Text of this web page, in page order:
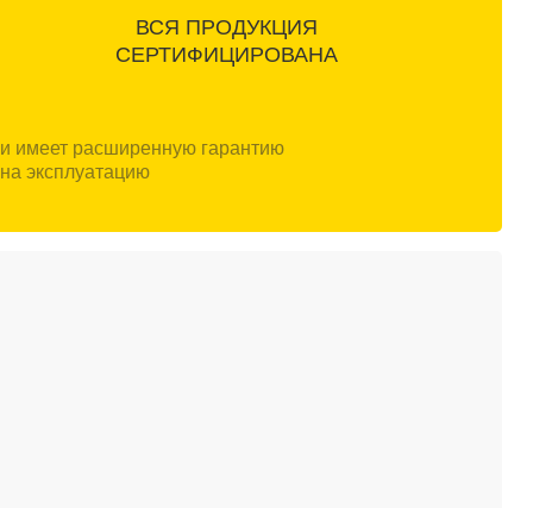
ВСЯ ПРОДУКЦИЯ
СЕРТИФИЦИРОВАНА
и имеет расширенную гарантию
на эксплуатацию